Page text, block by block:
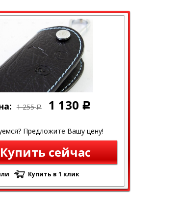
1 255 Р 1 130 Р
Предложите Вашу цену!
Купить сейчас
Купить в 1 клик